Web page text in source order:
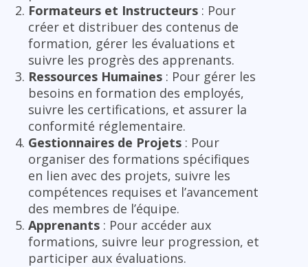
Formateurs et Instructeurs : Pour
créer et distribuer des contenus de
formation, gérer les évaluations et
suivre les progrès des apprenants.
Ressources Humaines : Pour gérer les
besoins en formation des employés,
suivre les certifications, et assurer la
conformité réglementaire.
Gestionnaires de Projets : Pour
organiser des formations spécifiques
en lien avec des projets, suivre les
compétences requises et l’avancement
des membres de l’équipe.
Apprenants : Pour accéder aux
formations, suivre leur progression, et
participer aux évaluations.